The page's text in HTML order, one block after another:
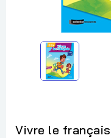
Vivre le